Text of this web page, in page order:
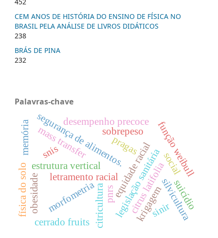
CEM ANOS DE HISTÓRIA DO ENSINO DE FÍSICA NO
BRASIL PELA ANÁLISE DE LIVROS DIDÁTICOS
238
BRÁS DE PINA
232
Palavras-chave
equidade racial
letramento racial
segurança de alimentos.
legislação sanitária
citrus latifolia
citricultura
desempenho precoce
pragas
morfometria
estrutura vertical função weibull
silvicultura
sobrepeso
obesidade
física do solo krigagem
cerrado fruits
mass transfer
pnrs
snis
sinir
memória
social
suicídio